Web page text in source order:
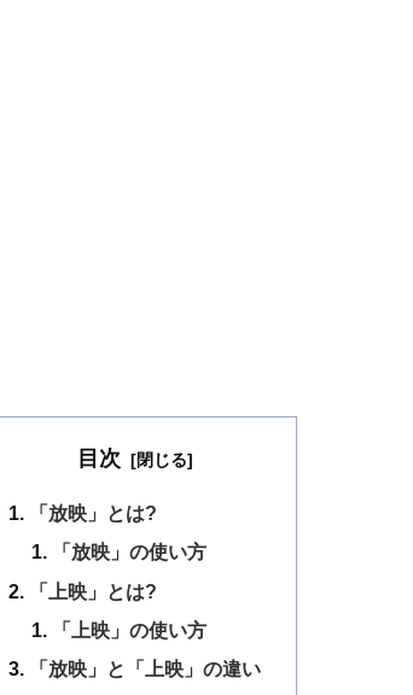
目次
「放映」とは?
「放映」の使い方
「上映」とは?
「上映」の使い方
「放映」と「上映」の違い